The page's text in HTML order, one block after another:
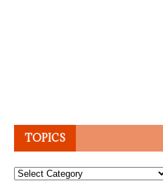
TOPICS
Topics